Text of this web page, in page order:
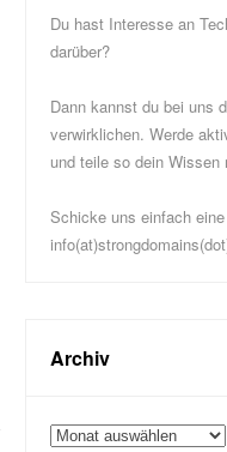
Du hast Interesse an
darüber?
Dann kannst du bei uns
verwirklichen. Werde
und teile so dein
Schicke uns einfach
Archiv
Archiv